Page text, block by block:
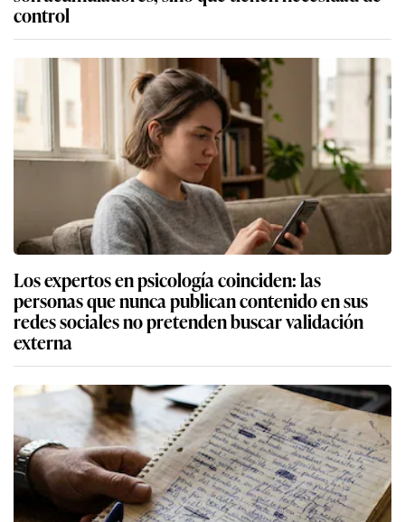
control
Los expertos en psicología coinciden: las
personas que nunca publican contenido en sus
redes sociales no pretenden buscar validación
externa